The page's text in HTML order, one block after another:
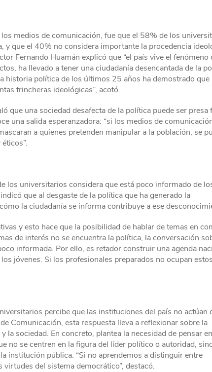
medios de comunicación, fue que el 58% de los
y que el 40% no considera importante la procedencia
Fernando Huamán explicó que “el país vive el fenómeno
ha llevado a tener una ciudadanía desencantada de la
historia política de los últimos 25 años ha demostrado que
trincheras ideológicas”, acotó.
que una sociedad desafecta de la política puede ser presa
una salida esperanzadora: “si los medios de
a quienes pretenden manipular a la población, se
los universitarios considera que está poco informado de
que al desgaste de la política que ha generado la
la ciudadanía se informa contribuye a ese
y esto hace que la posibilidad de hablar de temas en
de interés no se encuentra la política, la conversación
informada. Por ello, es retador construir una agenda
jóvenes. Si los profesionales preparados no ocupan estos
percibe que las instituciones del país no actúan
Comunicación, esta respuesta lleva a reflexionar sobre la
sociedad. En concreto, plantea la necesidad de pensar en
no se centren en la figura del líder político o autoridad,
institución pública. “Si no aprendemos a distinguir entre
del sistema democrático”, destacó.